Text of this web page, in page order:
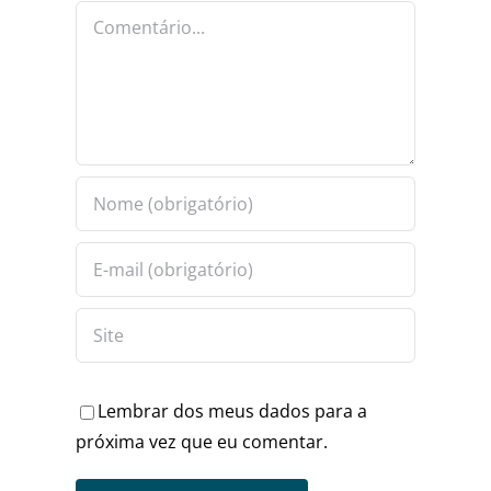
REPUBLICANOS
Comentário
Lembrar dos meus dados para a
próxima vez que eu comentar.